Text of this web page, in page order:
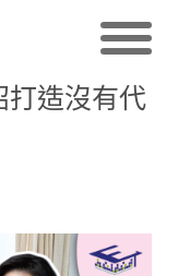
打造沒有代